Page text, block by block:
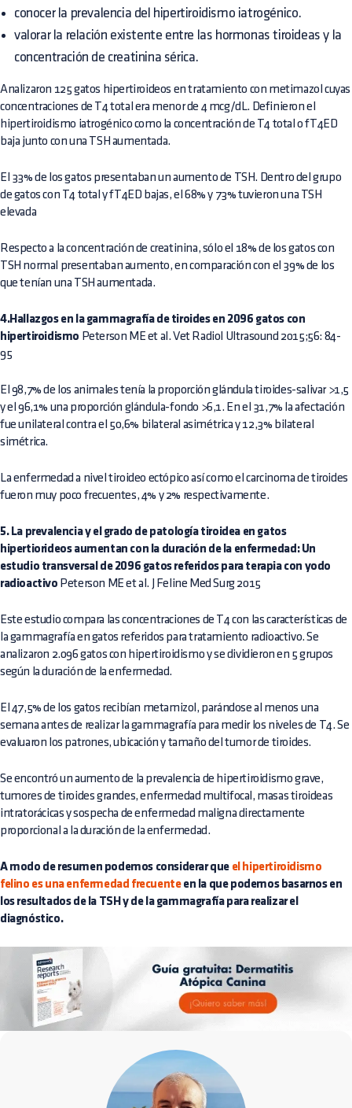
conocer la prevalencia del hipertiroidismo iatrogénico.
valorar la relación existente entre las hormonas tiroideas y la
concentración de creatinina sérica.
Analizaron 125 gatos hipertiroideos en tratamiento con metimazol cuyas
concentraciones de T4 total era menor de 4 mcg/dL. Definieron el
hipertiroidismo iatrogénico como la concentración de T4 total o fT4ED
baja junto con una TSH aumentada.
El 33% de los gatos presentaban un aumento de TSH. Dentro del grupo
de gatos con T4 total y fT4ED bajas, el 68% y 73% tuvieron una TSH
elevada
Respecto a la concentración de creatinina, sólo el 18% de los gatos con
TSH normal presentaban aumento, en comparación con el 39% de los
que tenían una TSH aumentada.
4.Hallazgos en la gammagrafía de tiroides en 2096 gatos con
hipertiroidismo Peterson ME et al. Vet Radiol Ultrasound 2015;56: 84-
95
El 98,7% de los animales tenía la proporción glándula tiroides-salivar >1,5
y el 96,1% una proporción glándula-fondo >6,1. En el 31,7% la afectación
fue unilateral contra el 50,6% bilateral asimétrica y 12,3% bilateral
simétrica.
La enfermedad a nivel tiroideo ectópico así como el carcinoma de tiroides
fueron muy poco frecuentes, 4% y 2% respectivamente.
5. La prevalencia y el grado de patología tiroidea en gatos
hipertiorideos aumentan con la duración de la enfermedad: Un
estudio transversal de 2096 gatos referidos para terapia con yodo
radioactivo Peterson ME et al. J Feline Med Surg 2015
Este estudio compara las concentraciones de T4 con las características de
la gammagrafía en gatos referidos para tratamiento radioactivo. Se
analizaron 2.096 gatos con hipertiroidismo y se dividieron en 5 grupos
según la duración de la enfermedad.
El 47,5% de los gatos recibían metamizol, parándose al menos una
semana antes de realizar la gammagrafía para medir los niveles de T4. Se
evaluaron los patrones, ubicación y tamaño del tumor de tiroides.
Se encontró un aumento de la prevalencia de hipertiroidismo grave,
tumores de tiroides grandes, enfermedad multifocal, masas tiroideas
intratorácicas y sospecha de enfermedad maligna directamente
proporcional a la duración de la enfermedad.
A modo de resumen podemos considerar que el hipertiroidismo
felino es una enfermedad frecuenteen la que podemos basarnos en
los resultados de la TSH y de la gammagrafía para realizar el
diagnóstico.